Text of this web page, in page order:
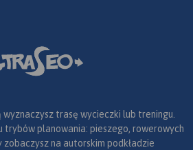
wyznaczysz trasę wycieczki lub treningu.
trybów planowania: pieszego, rowerowych
na autorskim podkładzie